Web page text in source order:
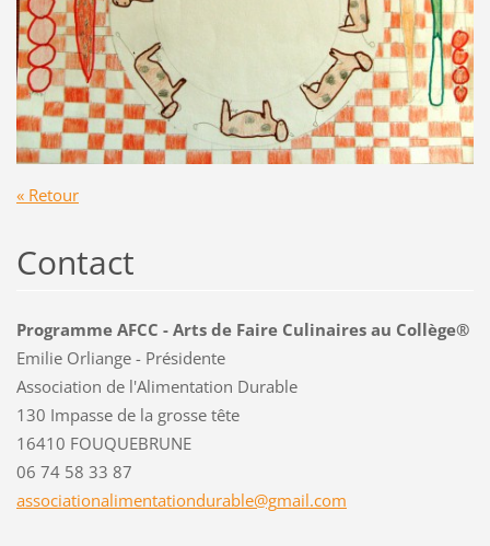
« Retour
Contact
Programme AFCC - Arts de Faire Culinaires au Collège®
Emilie Orliange - Présidente
Association de l'Alimentation Durable
130 Impasse de la grosse tête
16410 FOUQUEBRUNE
06 74 58 33 87
associationalimentationdurable@gmail.com